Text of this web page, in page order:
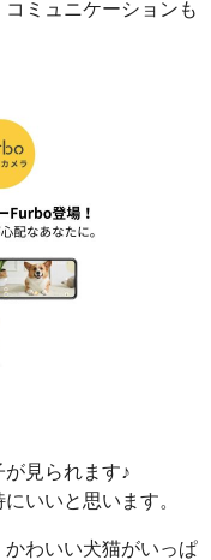
ミュニケーションも
見られます♪
いいと思います。
わいい犬猫がいっぱ